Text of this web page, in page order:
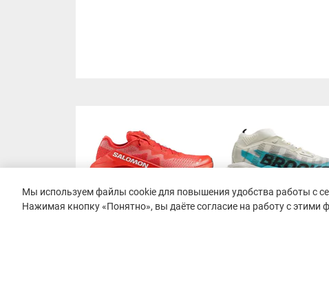
Мы используем файлы cookie для повышения удобства работы с
Нажимая кнопку «Понятно», вы даёте согласие на работу с этими